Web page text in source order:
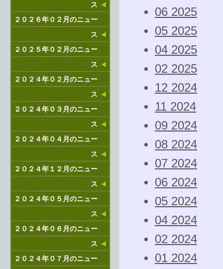
ス
２０２６年０２月のニュー
ス
２０２５年０２月のニュー
ス
２０２４年０２月のニュー
ス
２０２４年０３月のニュー
ス
２０２４年０４月のニュー
ス
２０２４年１２月のニュー
ス
２０２４年０５月のニュー
ス
２０２４年０６月のニュー
ス
２０２４年０７月のニュー
06 2025
05 2025
04 2025
02 2025
12 2024
11 2024
09 2024
08 2024
07 2024
06 2024
05 2024
04 2024
02 2024
01 2024